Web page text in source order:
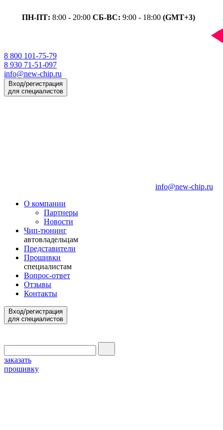
ПН-ПТ: 8:00 - 20:00 СБ-ВС: 9:00 - 18:00 (GMT+3)
8 800 101-75-79
8 930 71-51-097
info@new-chip.ru
Вход/регистрация
для специалистов
info@new-chip.ru
О компании
Партнеры
Новости
Чип-тюнинг
автовладельцам
Представители
Прошивки
специалистам
Вопрос-ответ
Отзывы
Контакты
Вход/регистрация
для специалистов
заказать
прошивку